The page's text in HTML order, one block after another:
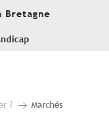
? Marchés